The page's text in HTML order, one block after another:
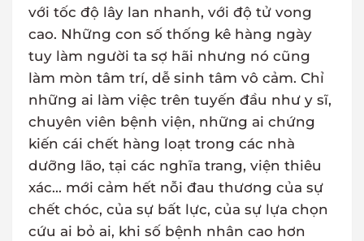
với tốc độ lây lan nhanh, với độ tử vong
cao. Những con số thống kê hàng ngày
tuy làm người ta sợ hãi nhưng nó cũng
làm mòn tâm trí, dễ sinh tâm vô cảm. Chỉ
những ai làm việc trên tuyến đầu như y sĩ,
chuyên viên bệnh viện, những ai chứng
kiến cái chết hàng loạt trong các nhà
dưỡng lão, tại các nghĩa trang, viện thiêu
xác... mới cảm hết nỗi đau thương của sự
chết chóc, của sự bất lực, của sự lựa chọn
cứu ai bỏ ai, khi số bệnh nhân cao hơn